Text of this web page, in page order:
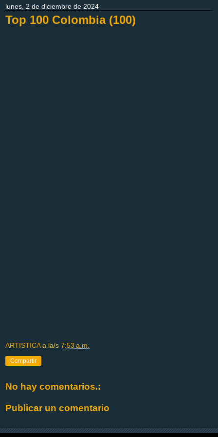
lunes, 2 de diciembre de 2024
Top 100 Colombia (100)
ARTISTICA a la/s 7:53 a.m.
Compartir
No hay comentarios.:
Publicar un comentario